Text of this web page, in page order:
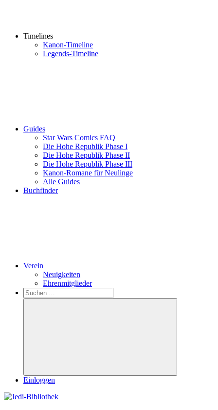
Timelines
Kanon-Timeline
Legends-Timeline
Guides
Star Wars Comics FAQ
Die Hohe Republik Phase I
Die Hohe Republik Phase II
Die Hohe Republik Phase III
Kanon-Romane für Neulinge
Alle Guides
Buchfinder
Verein
Neuigkeiten
Ehrenmitglieder
Search
Suchen
nach:
Suchen
Einloggen